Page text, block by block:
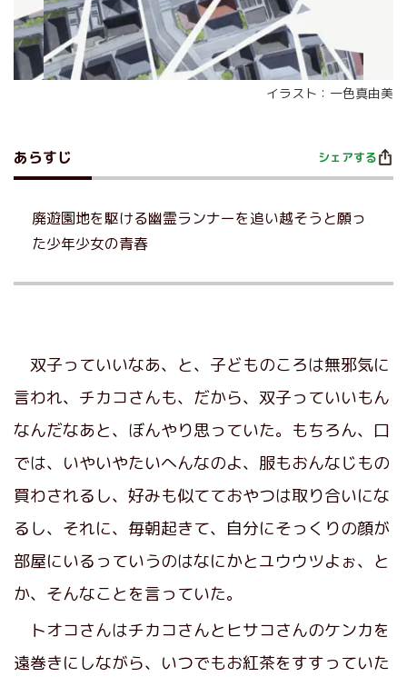
イラスト：一色真由美
あらすじ シェアする
廃遊園地を駆ける幽霊ランナーを追い越そうと願っ
た少年少女の青春
双子っていいなあ、と、子どものころは無邪気に
言われ、チカコさんも、だから、双子っていいもん
なんだなあと、ぼんやり思っていた。もちろん、口
では、いやいやたいへんなのよ、服もおんなじもの
買わされるし、好みも似てておやつは取り合いにな
るし、それに、毎朝起きて、自分にそっくりの顔が
部屋にいるっていうのはなにかとユウウツよぉ、と
か、そんなことを言っていた。
トオコさんはチカコさんとヒサコさんのケンカを
遠巻きにしながら、いつでもお紅茶をすすっていた